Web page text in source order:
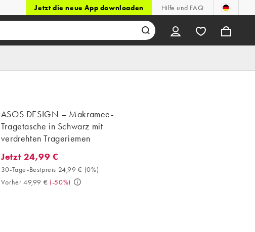
Jetzt die neue App downloaden Hilfe und FAQ
ASOS DESIGN – Makramee-
Tragetasche in Schwarz mit
verdrehten Trageriemen
Jetzt 24,99 €. 30-Tage-Bestpreis 24,99 € (0%). Vorher 49,99 €. (-50%)
Jetzt 24,99 €
30-Tage-Bestpreis 24,99 € (0%)
Vorher 49,99 € (-50%)